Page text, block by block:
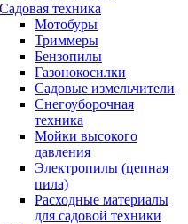
Садовая техника
Мотобуры
Триммеры
Бензопилы
Газонокосилки
Садовые измельчители
Снегоуборочная
техника
Мойки высокого
давления
Электропилы (цепная
пила)
Расходные материалы
для садовой техники